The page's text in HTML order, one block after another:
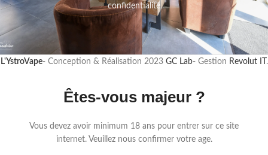
confidentialité
L'YstroVape- Conception & Réalisation 2023 GC Lab- Gestion Revolut IT .
Êtes-vous majeur ?
Vous devez avoir minimum 18 ans pour entrer sur ce site
internet. Veuillez nous confirmer votre age.